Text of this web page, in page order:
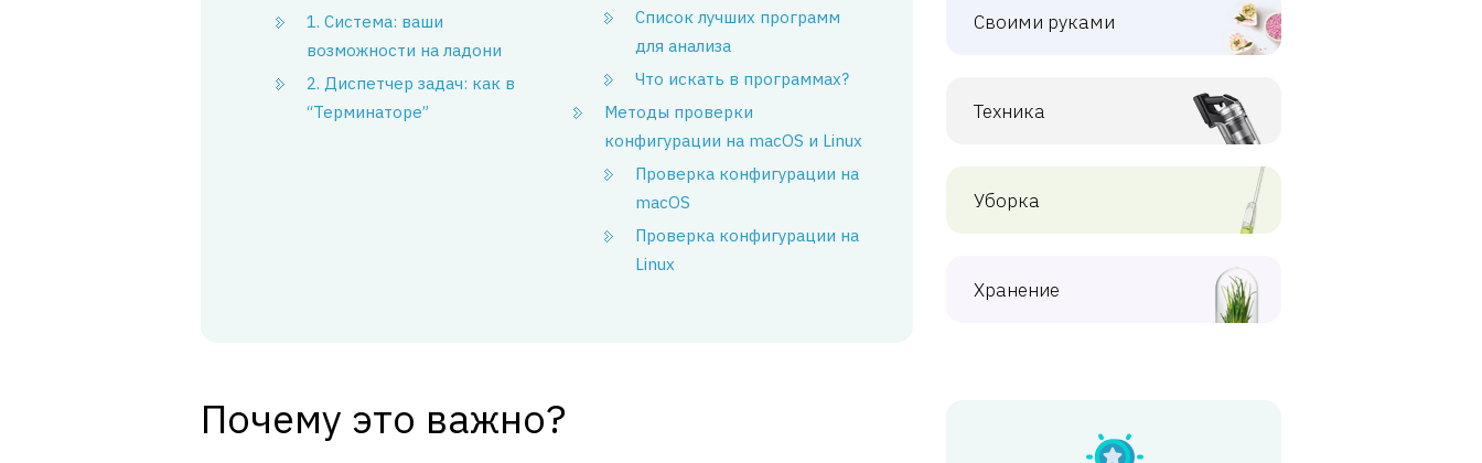
1. Система: ваши
возможности на ладони
2. Диспетчер задач: как в
“Терминаторе”
Список лучших программ
для анализа
Что искать в программах?
Методы проверки
конфигурации на macOS и Linux
Проверка конфигурации на
macOS
Проверка конфигурации на
Linux
Почему это важно?
Своими руками
Техника
Уборка
Хранение